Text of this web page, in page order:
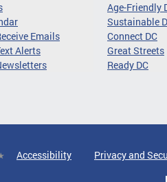
Emails
Alerts
Age-Friendly
Sustainable
Connect DC
Great Streets
Ready DC
Accessibility Privacy and